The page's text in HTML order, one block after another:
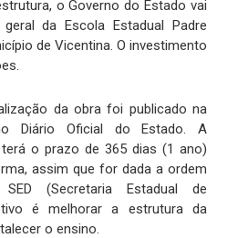
o Governo do Estado vai
da Escola Estadual Padre
de Vicentina. O investimento
da obra foi publicado na
Diário Oficial do Estado. A
o prazo de 365 dias (1 ano)
assim que for dada a ordem
(Secretaria Estadual de
é melhorar a estrutura da
o ensino.